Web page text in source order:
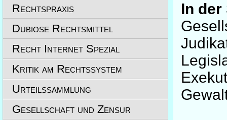
Rechtspraxis
Dubiose Rechtsmittel
Recht Internet Spezial
Kritik am Rechtssystem
Urteilssammlung
Gesellschaft und Zensur
In